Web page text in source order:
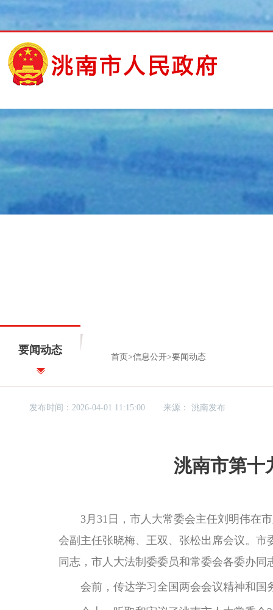
要闻动态
首页 >信息公开>要闻动态
发布时间：2026-04-01 11:15:00 来源：洮南发布
洮南市第十
3月31日，市人大常委会主任刘明伟在市
会副主任张晓梅、王双、张松出席会议。
同志，市人大法制委委员和常委会各委办同
会前，传达学习全国两会会议精神和国